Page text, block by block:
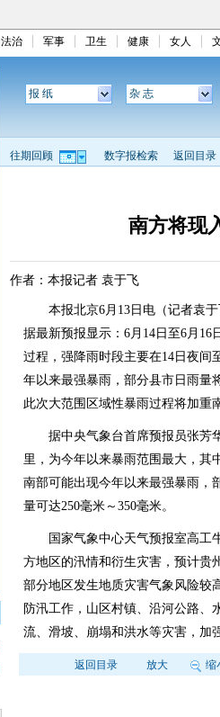
法治 军事 卫生 健康 女人
报 纸 杂 志
往期回顾 数字报检索 返回目录
南方将现
作者：本报记者 袁于飞
本报北京6月13日电（记者袁于
据最新预报显示：6月14日至6月
过程，强降雨时段主要在14日夜间
年以来最强暴雨，部分县市日雨量
此次大范围区域性暴雨过程将加重
据中央气象台首席预报员张芳华
里，为今年以来暴雨范围最大，其
南部可能出现今年以来最强暴雨，
量可达250毫米～350毫米。
国家气象中心天气预报室高工牛
方地区的汛情和衍生灾害，预计贵
部分地区发生地质灾害气象风险较
防汛工作，山区村镇、沿河公路、
流、滑坡、崩塌和洪水等灾害，加
返回目录 放大 缩